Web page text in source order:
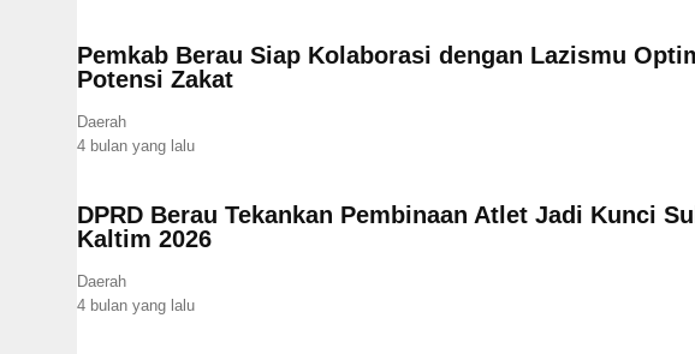
Pemkab Berau Siap Kolaborasi dengan Lazismu
Potensi Zakat
Daerah
4 bulan yang lalu
DPRD Berau Tekankan Pembinaan Atlet Jadi Kunci
Kaltim 2026
Daerah
4 bulan yang lalu